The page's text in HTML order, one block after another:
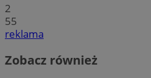
2
55
reklama
Zobacz również